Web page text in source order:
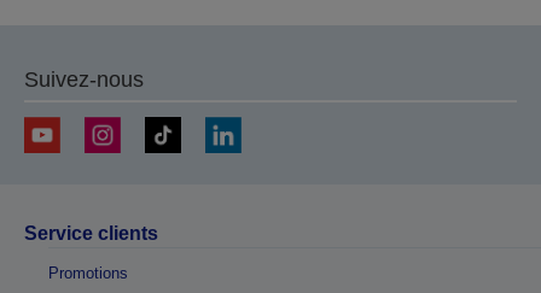
Suivez-nous
Service clients
Promotions